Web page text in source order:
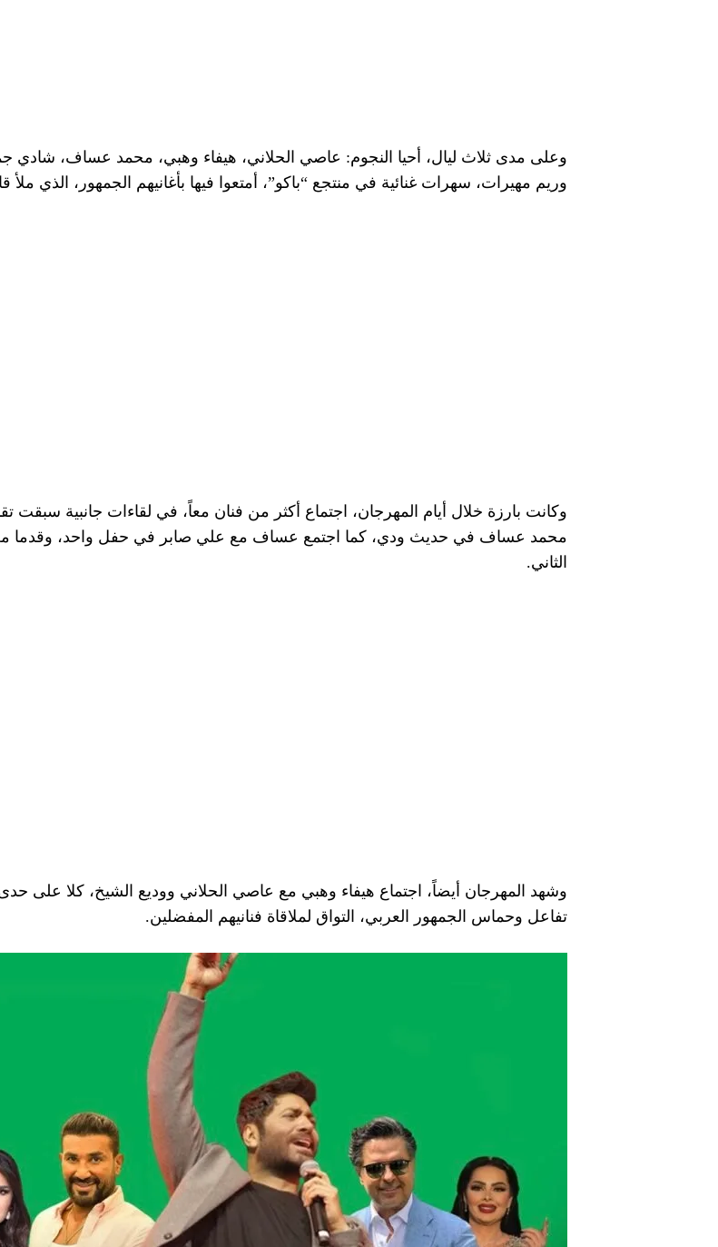
وعلى مدى ثلاث ليال، أحيا النجوم: عاصي الحلاني، هيفاء وهبي، محمد عساف، شادي
وريم مهيرات، سهرات غنائية في منتجع “باكو”، أمتعوا فيها بأغانيهم الجمهور، الذي
وكانت بارزة خلال أيام المهرجان، اجتماع أكثر من فنان معاً، في لقاءات جانبية سبقت
محمد عساف في حديث ودي، كما اجتمع عساف مع علي صابر في حفل واحد، وقدما معاً
الثاني.
وشهد المهرجان أيضاً، اجتماع هيفاء وهبي مع عاصي الحلاني ووديع الشيخ، كلا على
تفاعل وحماس الجمهور العربي، التواق لملاقاة فنانيهم المفضلين.